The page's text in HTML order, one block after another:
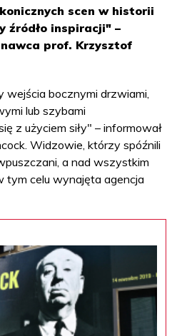
scen w historii
źródło inspiracji" –
prof. Krzysztof
wejścia bocznymi drzwiami,
lub szybami
z użyciem siły" – informował
Widzowie, którzy spóźnili
a nad wszystkim
tym celu wynajęta agencja